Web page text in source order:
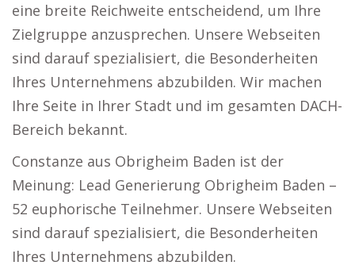
eine breite Reichweite entscheidend, um Ihre
Zielgruppe anzusprechen. Unsere Webseiten
sind darauf spezialisiert, die Besonderheiten
Ihres Unternehmens abzubilden. Wir machen
Ihre Seite in Ihrer Stadt und im gesamten DACH-
Bereich bekannt.
Constanze aus Obrigheim Baden ist der
Meinung: Lead Generierung Obrigheim Baden –
52 euphorische Teilnehmer. Unsere Webseiten
sind darauf spezialisiert, die Besonderheiten
Ihres Unternehmens abzubilden.